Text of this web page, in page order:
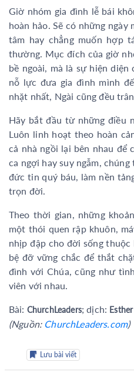
Giờ nhóm gia đình lễ bái
hoàn hảo. Sẽ có những
tâm hay chẳng muốn hợp
thường. Mục đích của giờ
bề ngoài, mà là sự hiện diện
nỗ lực đưa gia đình mình
nhặt nhất, Ngài cũng đều
Hãy bắt đầu từ những điều
Luôn linh hoạt theo hoàn
cả nhà ngồi lại bên nhau để
ca ngợi hay suy ngẫm,
đức tin quý báu, làm nền
trọn đời.
Theo thời gian, những
một thói quen rập khuôn,
nhịp đập cho đời sống
bệ đỡ vững chắc để thắt
đình với Chúa, cũng như
viên với nhau.
Bài: ChurchLeaders; dịch:
(Nguồn: ChurchLeaders.com)
Lưu bài viết